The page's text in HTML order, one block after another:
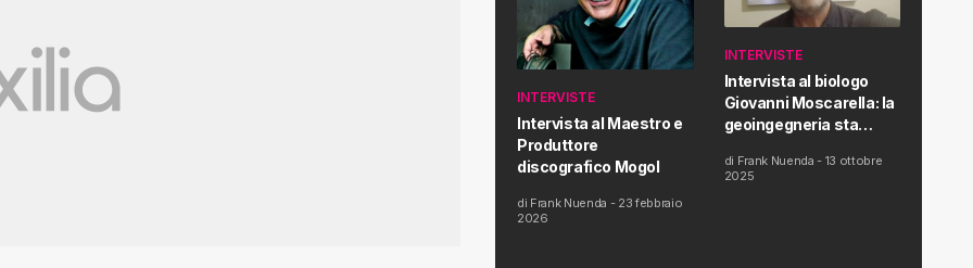
INTERVISTE
Intervista al Maestro e
Produttore
discografico Mogol
di Frank Nuenda - 23 febbraio
2026
INTERVISTE
Intervista al biologo
Giovanni Moscarella: la
geoingegneria sta
salute dell’uomo
di Frank Nuenda - 13 ottobre
2025